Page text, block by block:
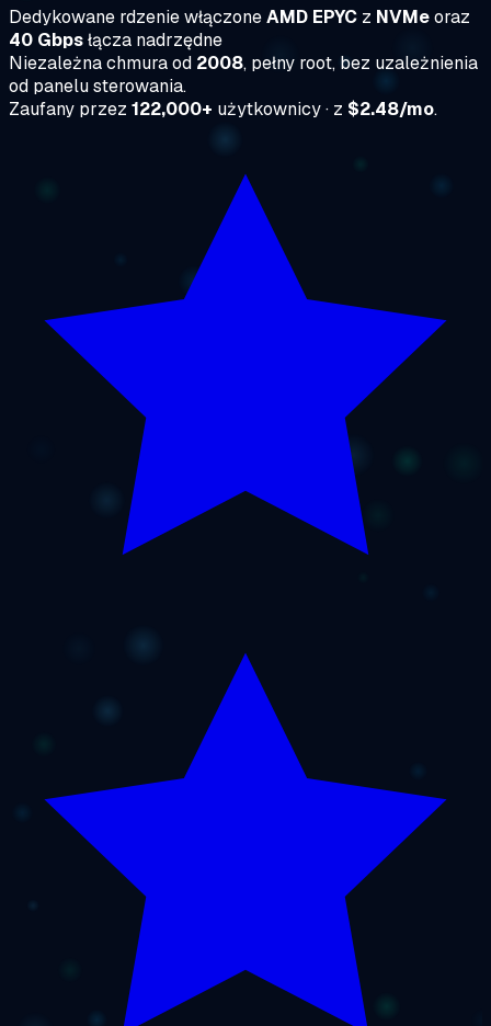
Dedykowane rdzenie włączoneAMD EPYC z NVMeoraz
40 Gbpsłącza nadrzędne
Niezależna chmura od 2008, pełny root, bez uzależnienia
od panelu sterowania.
Zaufany przez 122,000+ użytkownicy · z $2.48/mo.